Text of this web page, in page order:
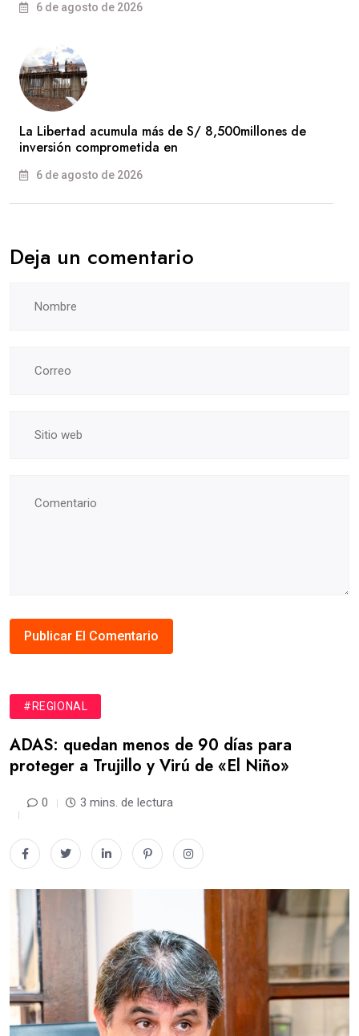
6 de agosto de 2026
La Libertad acumula más de S/ 8,500millones de
inversión comprometida en
6 de agosto de 2026
Deja un comentario
#REGIONAL
ADAS: quedan menos de 90 días para
proteger a Trujillo y Virú de «El Niño»
0 3 mins. de lectura